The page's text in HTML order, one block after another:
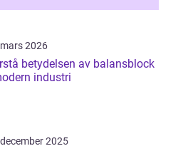
2026
betydelsen av balansblock
industri
2025